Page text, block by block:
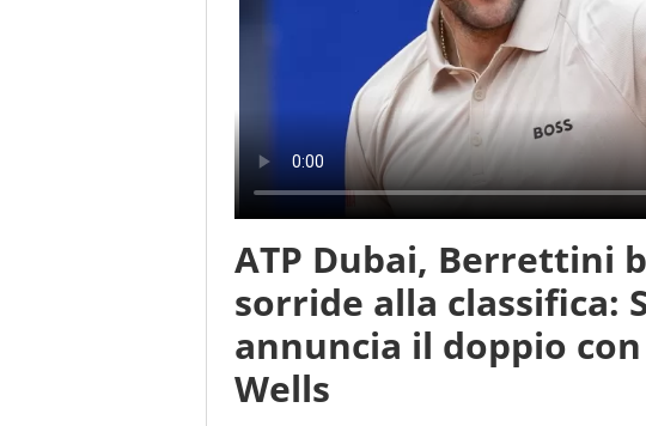
ATP Dubai, Berrettini
sorride alla classifica:
annuncia il doppio
Wells